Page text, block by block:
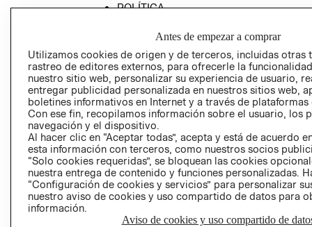
POLÍTICA
AVISO DE
PRIVACIDAD
GIFT CARD
AVISO DE
Antes de empezar a comprar
Utilizamos cookies de origen y de terceros, incluidas otras
rastreo de editores externos, para ofrecerle la
nuestro sitio web, personalizar su experiencia de usuario,
entregar publicidad personalizada en nuestros sitios web,
boletines informativos en Internet y a través de plataformas
Con ese fin, recopilamos información sobre el usuario, los
navegación y el dispositivo.
Al hacer clic en “Aceptar todas”, acepta y está de acuerdo
esta información con terceros, como nuestros socios
“Solo cookies requeridas”, se bloquean las cookies
nuestra entrega de contenido y funciones personalizadas.
“Configuración de cookies y servicios” para personalizar
nuestro aviso de cookies y uso compartido de datos para
información.
Aviso de cookies y uso compartido de